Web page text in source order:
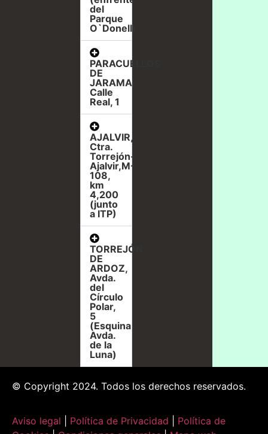
del
Parque
O`Donell)
PARACUELLOS
DE
JARAMA,
Calle
Real, 1
AJALVIR,
Ctra.
Torrejón-
Ajalvir,M-
108,
km
4,200
(junto
a ITP)
TORREJÓN
DE
ARDOZ,
Avda.
del
Círculo
Polar,
5
(Esquina
Avda.
de la
Luna)
© Copyright 2024. Todos los derechos reservados.
Aviso legal Política de Privacidad
Política de